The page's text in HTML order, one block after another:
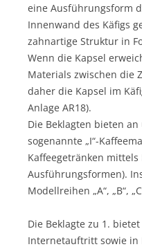
eine Ausführungsform
Innenwand des Käfigs
zahnartige Struktur in
Wenn die Kapsel
Materials zwischen die
daher die Kapsel im
Anlage AR18).
Die Beklagten bieten
sogenannte „I“-
Kaffeegetränken
Ausführungsformen).
Modellreihen „A“, „B“,
Die Beklagte zu 1.
Internetauftritt sowie in